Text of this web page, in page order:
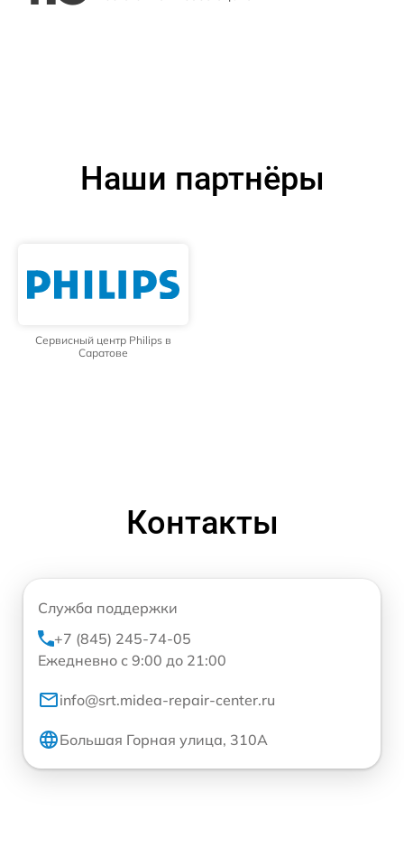
Наши партнёры
Сервисный центр Philips в
Саратове
Контакты
Служба поддержки
+7 (845) 245-74-05
Ежедневно с 9:00 до 21:00
info@srt.midea-repair-center.ru
Большая Горная улица, 310А